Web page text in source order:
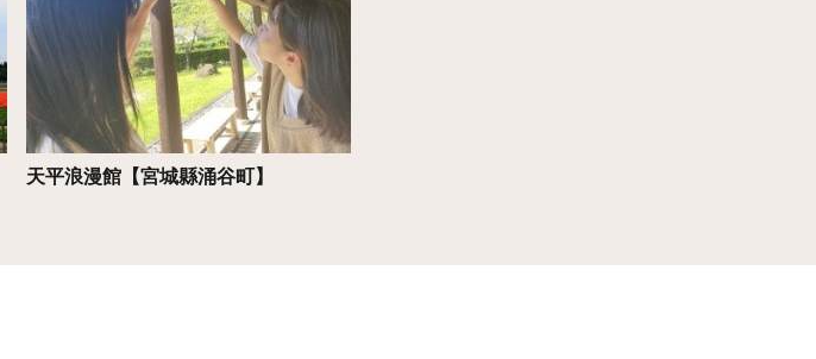
天平浪漫館【宮城縣涌谷町】